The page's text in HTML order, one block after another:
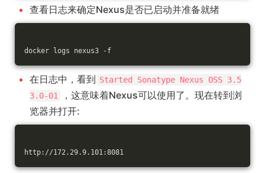
查看日志来确定Nexus是否已启动并准备就绪
docker logs nexus3 -f
在日志中，看到 Started Sonatype Nexus OSS 3.5
3.0-01
，这意味着Nexus可以使用了。现在转到浏
览器并打开:
http://172.29.9.101:8081